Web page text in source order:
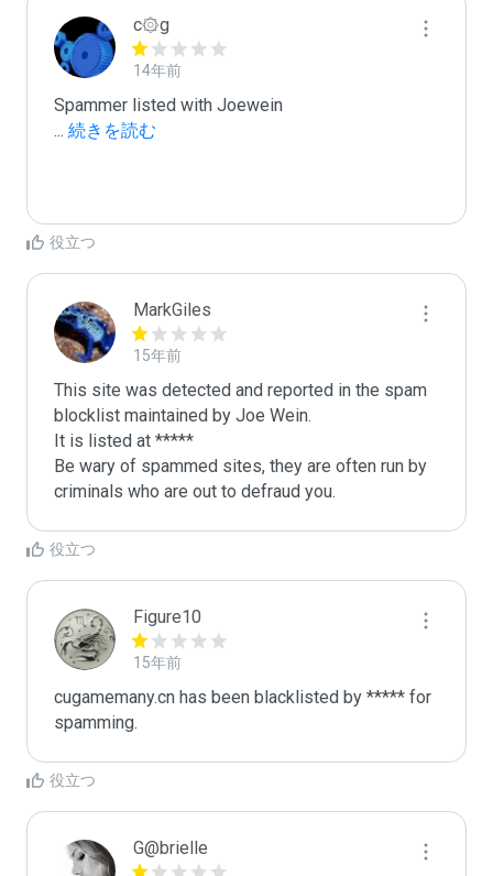
c۞g
14年前
... 続きを読む
役立つ
MarkGiles
15年前
This site was detected and reported in the spam
blocklist maintained by Joe Wein.
It is listed at *****
Be wary of spammed sites, they are often run by
criminals who are out to defraud you.
役立つ
Figure10
15年前
cugamemany.cn has been blacklisted by ***** for
spamming.
役立つ
G@brielle